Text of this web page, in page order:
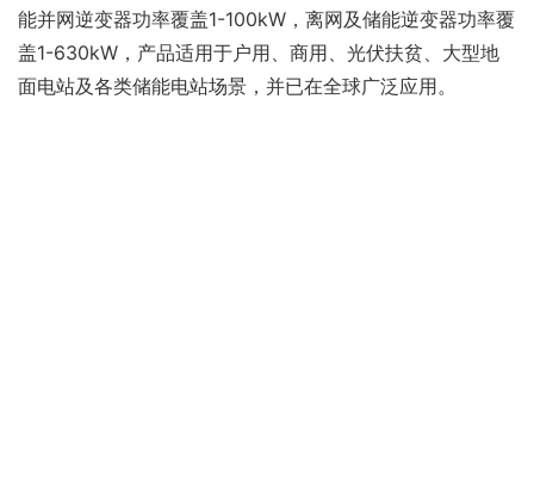
能并网逆变器功率覆盖1-100kW，离网及储能逆变器功率覆
盖1-630kW，产品适用于户用、商用、光伏扶贫、大型地
面电站及各类储能电站场景，并已在全球广泛应用。